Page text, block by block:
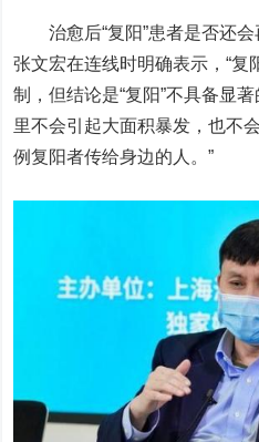
治愈后“复阳”患者是否还会
张文宏在连线时明确表示，“复
制，但结论是“复阳”不具备显
里不会引起大面积暴发，也不
例复阳者传给身边的人。”